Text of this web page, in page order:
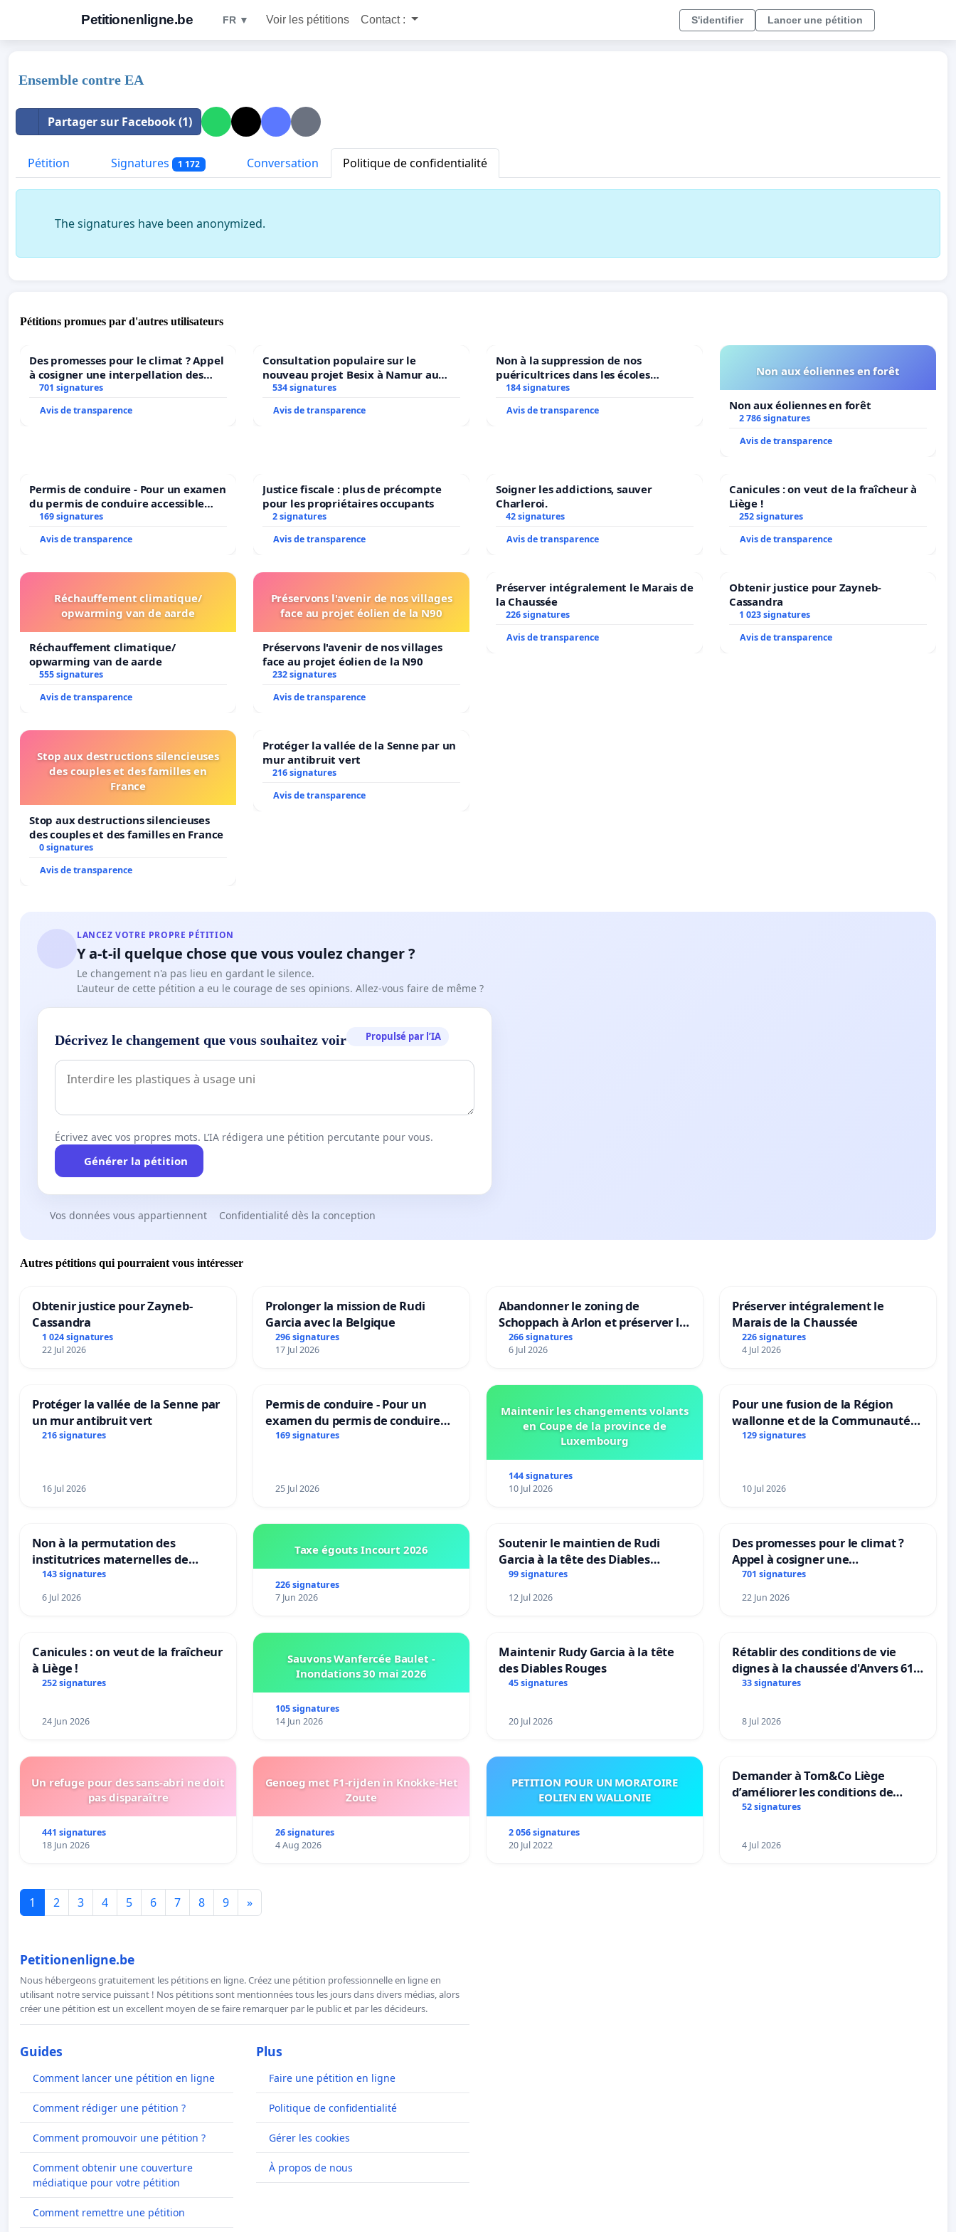
Petitionenligne.be FR ▼ Voir les pétitions Contact : S'identifier Lancer une pétition
Ensemble contre EA
Partager sur Facebook (1)
Pétition Signatures 1 172 Conversation Politique de confidentialité
The signatures have been anonymized.
Pétitions promues par d'autres utilisateurs
Des promesses pour le climat ? Appel
à cosigner une interpellation des
ministres wallons du climat et de
701 signatures
Avis de transparence
Consultation populaire sur le
nouveau projet Besix à Namur au
Parc Léopold ?
534 signatures
Avis de transparence
Non à la suppression de nos
puéricultrices dans les écoles
communale de Flémalle !
184 signatures
Avis de transparence
Non aux éoliennes en forêt
Non aux éoliennes en forêt
2 786 signatures
Avis de transparence
Permis de conduire - Pour un examen
du permis de conduire accessible
dans plusieurs langues à Bruxelles
169 signatures
Avis de transparence
Justice fiscale : plus de précompte
pour les propriétaires occupants
2 signatures
Avis de transparence
Soigner les addictions, sauver
Charleroi.
42 signatures
Avis de transparence
Canicules : on veut de la fraîcheur à
Liège !
252 signatures
Avis de transparence
Réchauffement climatique/
opwarming van de aarde
Réchauffement climatique/
opwarming van de aarde
555 signatures
Avis de transparence
Préservons l'avenir de nos villages
face au projet éolien de la N90
Préservons l'avenir de nos villages
face au projet éolien de la N90
232 signatures
Avis de transparence
Préserver intégralement le Marais de
la Chaussée
226 signatures
Avis de transparence
Obtenir justice pour Zayneb-
Cassandra
1 023 signatures
Avis de transparence
Stop aux destructions silencieuses
des couples et des familles en
France
Stop aux destructions silencieuses
des couples et des familles en France
0 signatures
Avis de transparence
Protéger la vallée de la Senne par un
mur antibruit vert
216 signatures
Avis de transparence
LANCEZ VOTRE PROPRE PÉTITION
Y a-t-il quelque chose que vous voulez changer ?
Le changement n'a pas lieu en gardant le silence.
L'auteur de cette pétition a eu le courage de ses opinions. Allez-vous faire de même ?
Décrivez le changement que vous souhaitez voir Propulsé par l’IA
Écrivez avec vos propres mots. L’IA rédigera une pétition percutante pour vous.
Générer la pétition
Vos données vous appartiennent Confidentialité dès la conception
Autres pétitions qui pourraient vous intéresser
Obtenir justice pour Zayneb-
Cassandra
1 024 signatures
22 Jul 2026
Prolonger la mission de Rudi
Garcia avec la Belgique
296 signatures
17 Jul 2026
Abandonner le zoning de
Schoppach à Arlon et préserver le
site naturel
266 signatures
6 Jul 2026
Préserver intégralement le
Marais de la Chaussée
226 signatures
4 Jul 2026
Protéger la vallée de la Senne par
un mur antibruit vert
216 signatures
16 Jul 2026
Permis de conduire - Pour un
examen du permis de conduire
accessible dans plusieurs langues
169 signatures
25 Jul 2026
Maintenir les changements volants
en Coupe de la province de
Luxembourg
144 signatures
10 Jul 2026
Pour une fusion de la Région
wallonne et de la Communauté
française (Fédération Wallonie-
129 signatures
10 Jul 2026
Non à la permutation des
institutrices maternelles de
Bléharies et Laplaigne !
Préservons la stabilité de nos
enfants.
143 signatures
6 Jul 2026
Taxe égouts Incourt 2026
226 signatures
7 Jun 2026
Soutenir le maintien de Rudi
Garcia à la tête des Diables
Rouges |Teken voor het behoud
van Rudi Garcia als bondscoach
99 signatures
12 Jul 2026
Des promesses pour le climat ?
Appel à cosigner une
interpellation des ministres
wallons du climat et de
l’environnement.
701 signatures
22 Jun 2026
Canicules : on veut de la fraîcheur
à Liège !
252 signatures
24 Jun 2026
Sauvons Wanfercée Baulet -
Inondations 30 mai 2026
105 signatures
14 Jun 2026
Maintenir Rudy Garcia à la tête
des Diables Rouges
45 signatures
20 Jul 2026
Rétablir des conditions de vie
dignes à la chaussée d'Anvers 61
et 63
33 signatures
8 Jul 2026
Un refuge pour des sans-abri ne doit
pas disparaître
441 signatures
18 Jun 2026
Genoeg met F1-rijden in Knokke-Het
Zoute
26 signatures
4 Aug 2026
PETITION POUR UN MORATOIRE
EOLIEN EN WALLONIE
2 056 signatures
20 Jul 2022
Demander à Tom&Co Liège
d’améliorer les conditions de
présentation des animaux et de
en magasin
52 signatures
4 Jul 2026
1 2 3 4 5 6 7 8 9 »
Petitionenligne.be
Nous hébergeons gratuitement les pétitions en ligne. Créez une pétition professionnelle en ligne en
utilisant notre service puissant ! Nos pétitions sont mentionnées tous les jours dans divers médias, alors
créer une pétition est un excellent moyen de se faire remarquer par le public et par les décideurs.
Guides
Comment lancer une pétition en ligne
Comment rédiger une pétition ?
Comment promouvoir une pétition ?
Comment obtenir une couverture
médiatique pour votre pétition
Comment remettre une pétition
Plus
Faire une pétition en ligne
Politique de confidentialité
Gérer les cookies
À propos de nous